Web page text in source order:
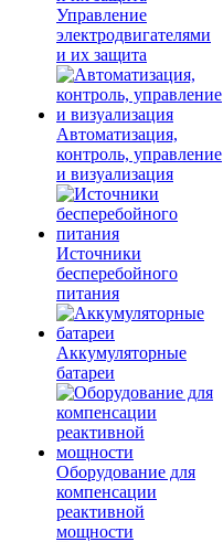
Управление
электродвигателями
и их защита
Автоматизация,
контроль, управление
и визуализация
Источники
бесперебойного
питания
Аккумуляторные
батареи
Оборудование для
компенсации
реактивной
мощности